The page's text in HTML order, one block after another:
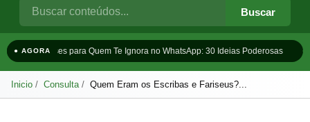
Buscar
● AGORAFrases para Quem Te Ignora no WhatsApp: 30 Ideias Poderosas
Inicio Consulta Quem Eram os Escribas e Fariseus?...